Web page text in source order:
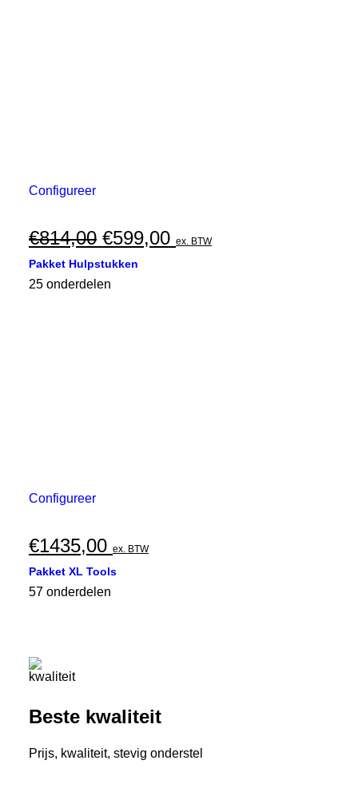
Configureer
€814,00 Oorspronkelijke
prijs
was:
€599,00Huidige
ex. BTW
Pakket Hulpstukken
25 onderdelen
Configureer
€1435,00 ex. BTW
Pakket XL Tools
57 onderdelen
Beste kwaliteit
Prijs, kwaliteit, stevig onderstel